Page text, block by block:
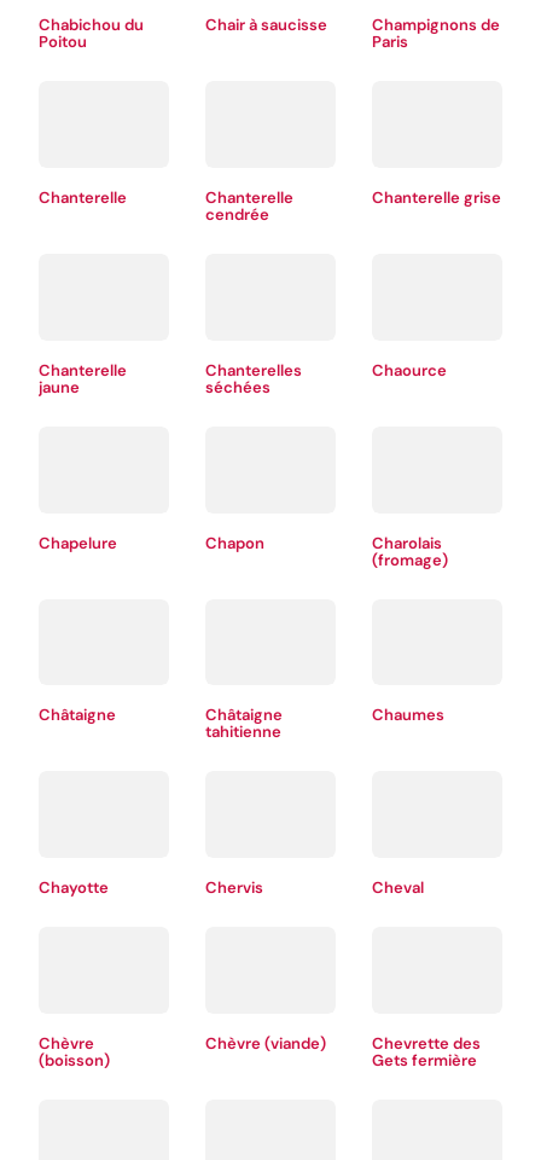
Chabichou du
Poitou
Chair à saucisse
Champignons de
Paris
Chanterelle
Chanterelle
cendrée
Chanterelle grise
Chanterelle
jaune
Chanterelles
séchées
Chaource
Chapelure Chapon
Charolais
(fromage)
Châtaigne
Châtaigne
tahitienne
Chaumes
Chayotte Chervis Cheval
Chèvre
(boisson)
Chèvre (viande)
Chevrette des
Gets fermière